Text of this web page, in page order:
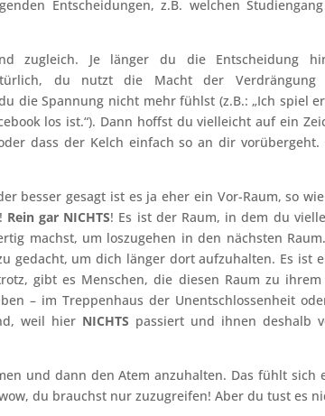
Entscheidungen, z.B. welchen
zugleich. Je länger du die Entscheidung
du nutzt die Macht der Verdrängung
die Spannung nicht mehr fühlst (z.B.: „Ich spiel
los ist.“). Dann hoffst du vielleicht auf ein
dass der Kelch einfach so an dir vorübergeht.
besser gesagt ist es ja eher ein Vor-Raum, so
! Rein gar NICHTS! Es ist der Raum, in dem du
machst, um loszugehen in den nächsten
gedacht, um dich länger dort aufzuhalten. Es ist
gibt es Menschen, die diesen Raum zu ihrem
– im Treppenhaus der Unentschlossenheit
weil hier NICHTS passiert und ihnen deshalb
und dann den Atem anzuhalten. Das fühlt sich
du brauchst nur zuzugreifen! Aber du tust es